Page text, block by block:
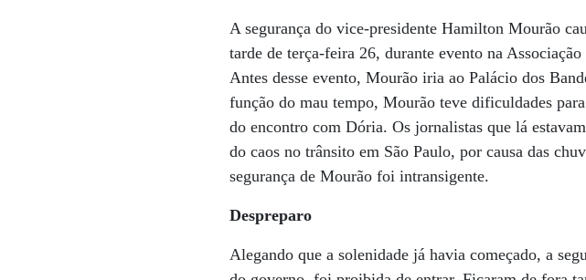
A segurança do vice-presidente Hamilton Mourão
tarde de terça-feira 26, durante evento na
Antes desse evento, Mourão iria ao Palácio dos
função do mau tempo, Mourão teve dificuldades
do encontro com Dória. Os jornalistas que lá
do caos no trânsito em São Paulo, por causa das
segurança de Mourão foi intransigente.
Despreparo
Alegando que a solenidade já havia começado, a